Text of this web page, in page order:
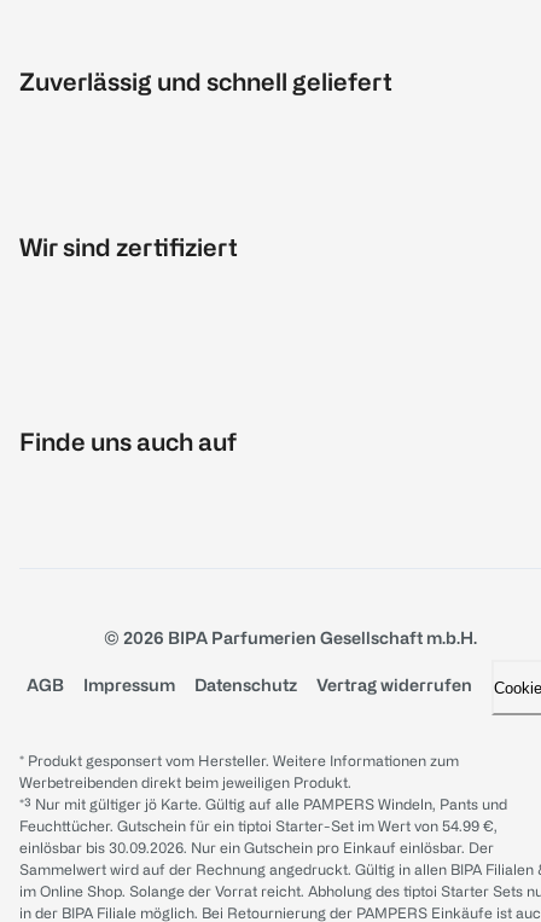
Zuverlässig und schnell geliefert
Wir sind zertifiziert
Finde uns auch auf
© 2026 BIPA Parfumerien Gesellschaft m.b.H.
AGB Impressum Datenschutz Vertrag widerrufen
* Produkt gesponsert vom Hersteller. Weitere Informationen zum
Werbetreibenden direkt beim jeweiligen Produkt.
*³ Nur mit gültiger jö Karte. Gültig auf alle PAMPERS Windeln, Pants und
Feuchttücher. Gutschein für ein tiptoi Starter-Set im Wert von 54.99 €,
einlösbar bis 30.09.2026. Nur ein Gutschein pro Einkauf einlösbar. Der
Sammelwert wird auf der Rechnung angedruckt. Gültig in allen BIPA Filialen
im Online Shop. Solange der Vorrat reicht. Abholung des tiptoi Starter Sets
in der BIPA Filiale möglich. Bei Retournierung der PAMPERS Einkäufe ist